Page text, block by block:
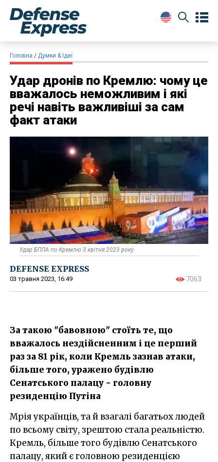
Головна Думки & Ідеї
Удар дронів по Кремлю: чому це
вважалось неможливим і які
речі навіть важливіші за сам
факт атаки
Удар БПЛА по Кремлю 3 квітня 2023 року
DEFENSE EXPRESS
03 травня 2023, 16:49 7063
За такою "бавовною" стоїть те, що
вважалось нездійсненним і це перший
раз за 81 рік, коли Кремль зазнав атаки,
більше того, уражено будівлю
Сенатського палацу - головну
резиденцію Путіна
Мрія українців, та й взагалі багатьох людей
по всьому світу, зрештою стала реальністю.
Кремль, більше того будівлю Сенатського
палацу, який є головною резиденцією